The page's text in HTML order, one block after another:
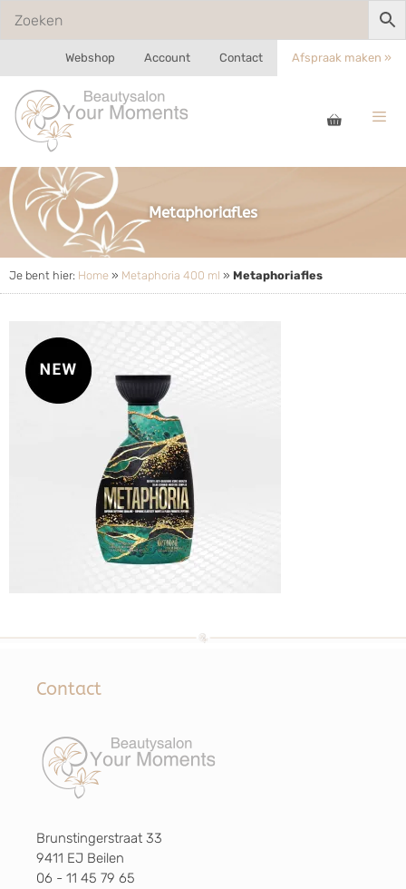
Webshop Account Contact Afspraak maken »
Metaphoriafles
Je bent hier: Home » Metaphoria 400 ml » Metaphoriafles
Contact
Brunstingerstraat 33
9411 EJ Beilen
06 - 11 45 79 65